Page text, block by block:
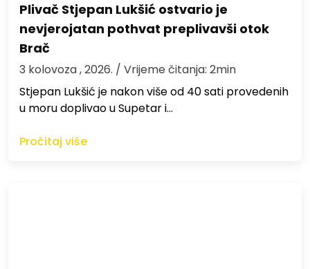
Plivač Stjepan Lukšić ostvario je
nevjerojatan pothvat preplivavši otok
Brač
3 kolovoza , 2026. / Vrijeme čitanja: 2min
St​jepan Lukšić je nakon više od 40 sati provedenih
u moru doplivao u Supetar i…
Pročitaj više